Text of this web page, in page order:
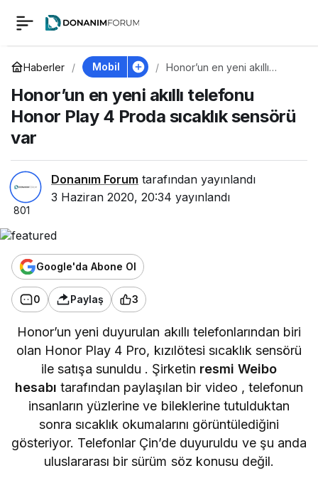
Haberler Mobil
Honor’un en yeni akıllı
sıcaklık sensörü var
Honor’un en yeni akıllı telefonu
Honor Play 4 Proda sıcaklık sensörü
var
Donanım Forum tarafından yayınlandı
3 Haziran 2020, 20:34 yayınlandı
801
Google'da Abone Ol
0 Paylaş 3
Honor’un yeni duyurulan akıllı telefonlarından biri
olan Honor Play 4 Pro, kızılötesi sıcaklık sensörü
ile satışa sunuldu . Şirketin resmi Weibo
hesabı tarafından paylaşılan bir video , telefonun
insanların yüzlerine ve bileklerine tutulduktan
sonra sıcaklık okumalarını görüntülediğini
gösteriyor. Telefonlar Çin’de duyuruldu ve şu anda
uluslararası bir sürüm söz konusu değil.
Honor’un en yeni
akıllı telefonu Honor
Play 4 Proda sıcaklık
sensörü var